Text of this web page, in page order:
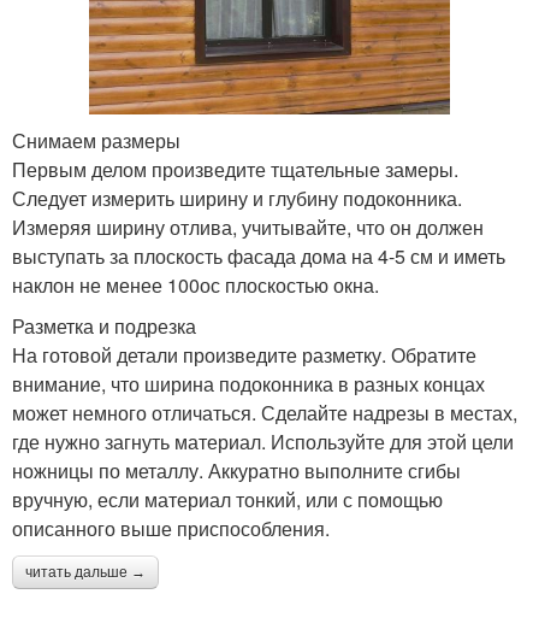
Снимаем размеры
Первым делом произведите тщательные замеры.
Следует измерить ширину и глубину подоконника.
Измеряя ширину отлива, учитывайте, что он должен
выступать за плоскость фасада дома на 4-5 см и иметь
наклон не менее 100ос плоскостью окна.
Разметка и подрезка
На готовой детали произведите разметку. Обратите
внимание, что ширина подоконника в разных концах
может немного отличаться. Сделайте надрезы в местах,
где нужно загнуть материал. Используйте для этой цели
ножницы по металлу. Аккуратно выполните сгибы
вручную, если материал тонкий, или с помощью
описанного выше приспособления.
читать дальше →